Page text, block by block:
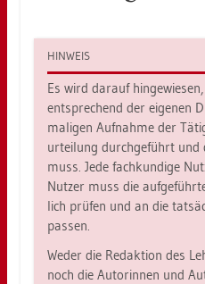
HIN­WEIS
Es wird dar­auf
ent­spre­chend der ei­ge­nen
ma­li­gen Auf­nah­me der
ur­tei­lung durch­ge­führt und
muss. Jede fach­kun­di­ge
Nut­zer muss die
lich prü­fen und an die
pas­sen.
Weder die Re­dak­ti­on des
noch die Au­to­rin­nen und